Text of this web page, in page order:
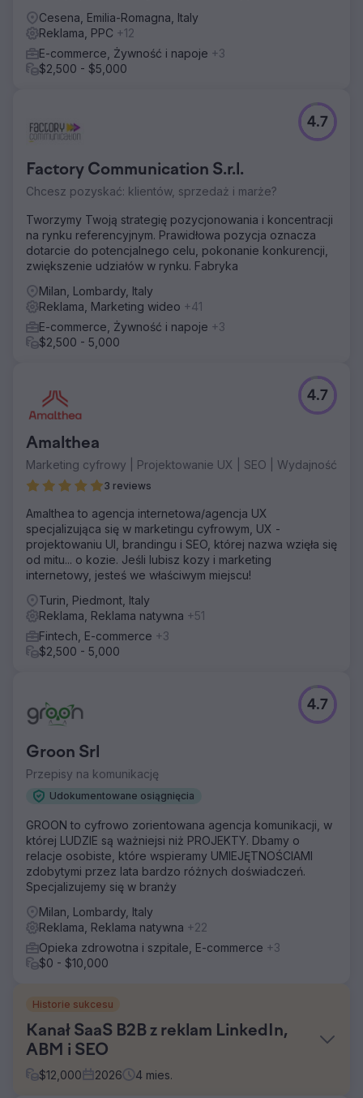
Cesena, Emilia-Romagna, Italy
Reklama, PPC +12
E-commerce, Żywność i napoje +3
$2,500 - $5,000
Factory Communication S.r.l.
Chcesz pozyskać: klientów, sprzedaż i marże?
4.7
Tworzymy Twoją strategię pozycjonowania i koncentracji
na rynku referencyjnym. Prawidłowa pozycja oznacza
dotarcie do potencjalnego celu, pokonanie konkurencji,
zwiększenie udziałów w rynku. Fabryka
Milan, Lombardy, Italy
Reklama, Marketing wideo +41
E-commerce, Żywność i napoje +3
$2,500 - 5,000
Amalthea
Marketing cyfrowy | Projektowanie UX | SEO | Wydajność
3 reviews
4.7
Amalthea to agencja internetowa/agencja UX
specjalizująca się w marketingu cyfrowym, UX -
projektowaniu UI, brandingu i SEO, której nazwa wzięła się
od mitu... o kozie. Jeśli lubisz kozy i marketing
internetowy, jesteś we właściwym miejscu!
Turin, Piedmont, Italy
Reklama, Reklama natywna +51
Fintech, E-commerce +3
$2,500 - 5,000
Groon Srl
Przepisy na komunikację
Udokumentowane osiągnięcia
4.7
GROON to cyfrowo zorientowana agencja komunikacji, w
której LUDZIE są ważniejsi niż PROJEKTY. Dbamy o
relacje osobiste, które wspieramy UMIEJĘTNOŚCIAMI
zdobytymi przez lata bardzo różnych doświadczeń.
Specjalizujemy się w branży
Milan, Lombardy, Italy
Reklama, Reklama natywna +22
Opieka zdrowotna i szpitale, E-commerce +3
$0 - $10,000
Historie sukcesu
Kanał SaaS B2B z reklam LinkedIn,
ABM i SEO
$12,000 2026 4 mies.